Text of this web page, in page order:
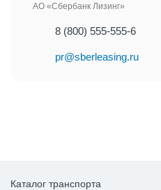
АО «Сбербанк Лизинг»
8 (800) 555-555-6
pr@sberleasing.ru
Каталог транспорта